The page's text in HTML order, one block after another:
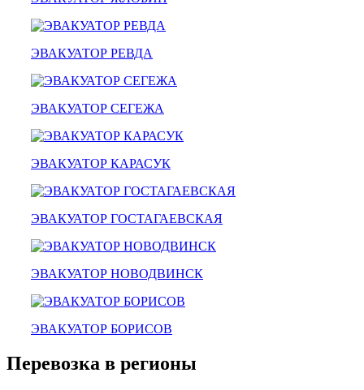
эвакуатор кулебаки - Питер
эвакуатор седан
эвакуатор пикапа
эвакуатор фургона
эвакуатор в сто
эвакуатор гидравлической
эвакуатор эвакуатор кулебаки - климовск
александров
домодедовская
зарайск
лесной городок
рублевское шоссе
красноармейск
выхино
эвакуатор прицепов
ЭВАКУАТОР РЕВДА
ЭВАКУАТОР СЕГЕЖА
ЭВАКУАТОР КАРАСУК
ЭВАКУАТОР ГОСТАГАЕВСКАЯ
ЭВАКУАТОР НОВОДВИНСК
ЭВАКУАТОР БОРИСОВ
Перевозка в регионы